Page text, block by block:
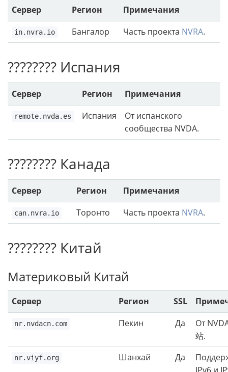
Сервер Регион Примечания
in.nvra.io Бангалор Часть проекта NVRA.
???????? Испания
Сервер Регион Примечания
remote.nvda.es Испания
От испанского
сообщества NVDA.
???????? Канада
Сервер Регион Примечания
can.nvra.io Торонто Часть проекта NVRA.
???????? Китай
Материковый Китай
Сервер Регион SSL
nr.nvdacn.com Пекин Да
От
站.
nr.viyf.org Шанхай Да